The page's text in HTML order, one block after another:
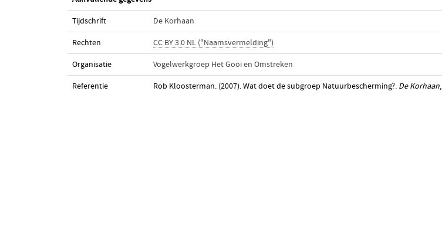
Tijdschrift De Korhaan
Rechten CC BY 3.0 NL ("Naamsvermelding")
Organisatie Vogelwerkgroep Het Gooi en Omstreken
Referentie Rob Kloosterman. (2007). Wat doet de subgroep Natuurbescherming?. De Korhaan,